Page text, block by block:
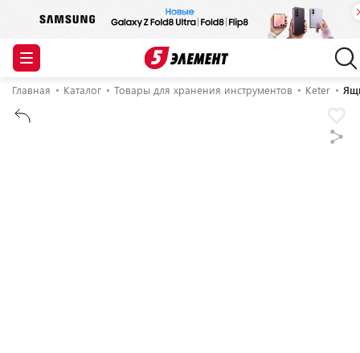
Главная Каталог Товары для хранения инструментов Keter